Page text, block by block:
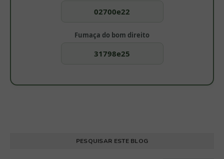
02700e22
Fumaça do bom direito
31798e25
PESQUISAR ESTE BLOG